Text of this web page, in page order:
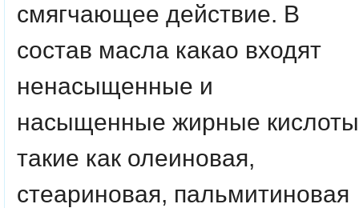
смягчающее действие. В
состав масла какао входят
ненасыщенные и
насыщенные жирные
такие как олеиновая,
стеариновая, пальмитиновая